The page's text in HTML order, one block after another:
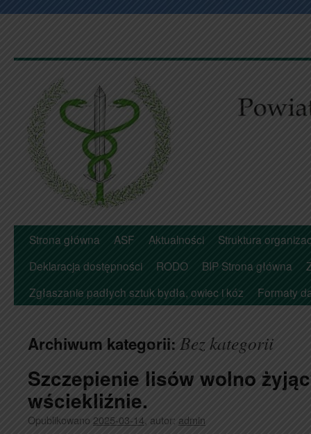
Przejdź
treści
Strona główna ASF Aktualności
Struktura
Deklaracja dostępności
RODO BIP Strona główna
Zgłaszanie padłych sztuk bydła, owiec i kóz
Formaty
Archiwum kategorii: Bez kategorii
Szczepienie lisów wolno
wściekliźnie.
Opublikowano 2025-03-14 autor: admin